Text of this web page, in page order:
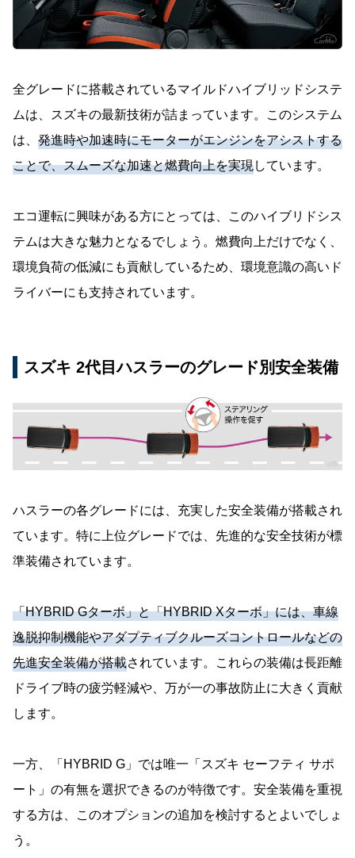
全グレードに搭載されているマイルドハイブリッドシステ
ムは、スズキの最新技術が詰まっています。このシステム
は、 発進時や加速時にモーターがエンジンをアシストする
ことで、スムーズな加速と燃費向上を実現しています。
エコ運転に興味がある方にとっては、このハイブリドシス
テムは大きな魅力となるでしょう。燃費向上だけでなく、
環境負荷の低減にも貢献しているため、環境意識の高いド
ライバーにも支持されています。
スズキ 2代目ハスラーのグレード別安全装備
ハスラーの各グレードには、充実した安全装備が搭載され
ています。特に上位グレードでは、先進的な安全技術が標
準装備されています。
「HYBRID Gターボ」と「HYBRID Xターボ」には、車線
逸脱抑制機能やアダプティブクルーズコントロールなどの
先進安全装備が搭載されています。これらの装備は長距離
ドライブ時の疲労軽減や、万が一の事故防止に大きく貢献
します。
一方、「HYBRID G」では唯一「スズキ セーフティ サポ
ート」の有無を選択できるのが特徴です。安全装備を重視
する方は、このオプションの追加を検討するとよいでしょ
う。